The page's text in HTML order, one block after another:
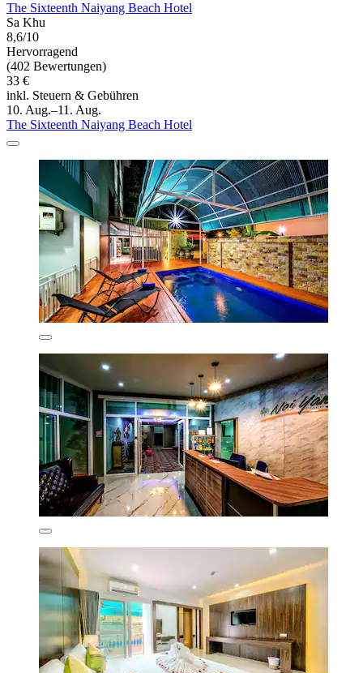
The Sixteenth Naiyang Beach Hotel
Sa Khu
8,6/10
Hervorragend
(402 Bewertungen)
33 €
inkl. Steuern & Gebühren
10. Aug.–11. Aug.
The Sixteenth Naiyang Beach Hotel